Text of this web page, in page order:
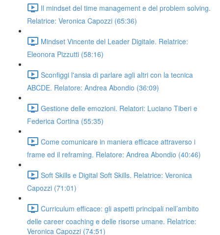
Il mindset del time management e del problem solving.
Relatrice: Veronica Capozzi (65:36)
Mindset Vincente del Leader Digitale. Relatrice:
Eleonora Pizzutti (58:16)
Sconfiggi l'ansia di parlare agli altri con la tecnica
ABCDE. Relatore: Andrea Abondio (36:09)
Gestione delle emozioni. Relatori: Luciano Tiberi e
Federica Cortina (55:35)
Come comunicare in maniera efficace attraverso i
frame ed il reframing. Relatore: Andrea Abondio (40:46)
Soft Skills e Digital Soft Skills. Relatrice: Veronica
Capozzi (71:01)
Curriculum efficace: gli aspetti principali nell’ambito
delle career coaching e delle risorse umane. Relatrice:
Veronica Capozzi (74:51)